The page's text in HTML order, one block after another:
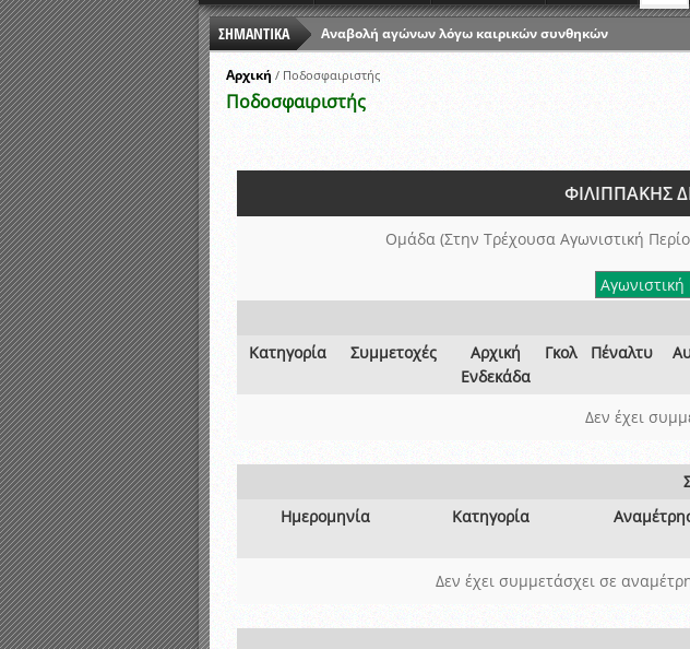
ΣΗΜΑΝΤΙΚΑ
Αναβολή αγώνων λόγω καιρικών συνθηκών
Ώρες έναρξης αγώνων Πρωταθλημάτων
Αποτελέσματα επαναληπτικών γραπτών εξετάσεων
Κληρώσεις Πρωταθλημάτων και Κυπέλλου 2015-2016
Αρχική / Ποδοσφαιριστής
Ποδοσφαιριστής
ΦΙΛΙΠΠΑΚΗΣ
Ομάδα (Στην Τρέχουσα Αγωνιστική
Κατηγορία
Συμμετοχές
Αρχική
Ενδεκάδα
Γκολ Πέναλτυ
Δεν έχει
Ημερομηνία
Κατηγορία
Δεν έχει συμμετάσχει σε